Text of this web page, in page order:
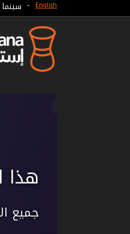
English
-
هذا
جميع